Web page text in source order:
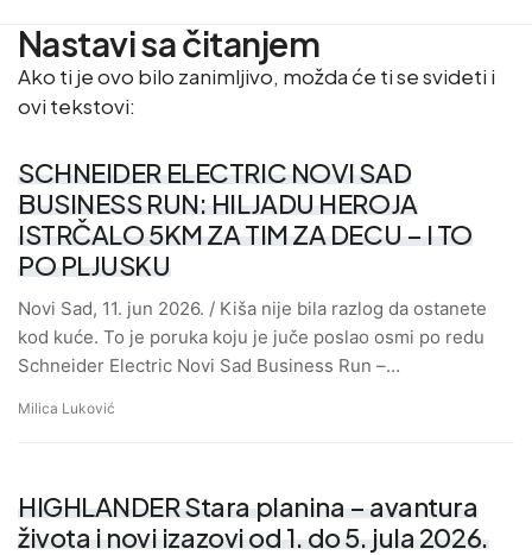
Nastavi sa čitanjem
Ako ti je ovo bilo zanimljivo, možda će ti se svideti i
ovi tekstovi:
SCHNEIDER ELECTRIC NOVI SAD
BUSINESS RUN: HILJADU HEROJA
ISTRČALO 5KM ZA TIM ZA DECU – I TO
PO PLJUSKU
Novi Sad, 11. jun 2026. / Kiša nije bila razlog da ostanete
kod kuće. To je poruka koju je juče poslao osmi po redu
Schneider Electric Novi Sad Business Run –…
Milica Luković
HIGHLANDER Stara planina – avantura
života i novi izazovi od 1. do 5. jula 2026.